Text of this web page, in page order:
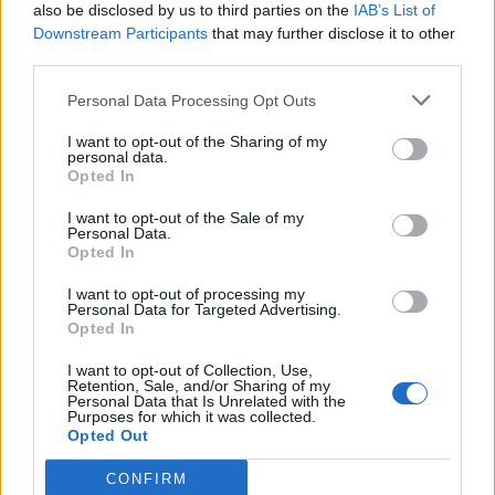
also be disclosed by us to third parties on the IAB’s List of
Downstream Participants that may further disclose it to other
Personal Data Processing Opt Outs
I want to opt-out of the Sharing of my
personal data.
Opted In
I want to opt-out of the Sale of my
Personal Data.
Opted In
I want to opt-out of processing my
Personal Data for Targeted Advertising.
Opted In
I want to opt-out of Collection, Use,
Retention, Sale, and/or Sharing of my
Personal Data that Is Unrelated with the
Purposes for which it was collected.
Opted Out
CONFIRM